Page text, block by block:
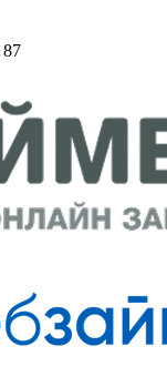
87